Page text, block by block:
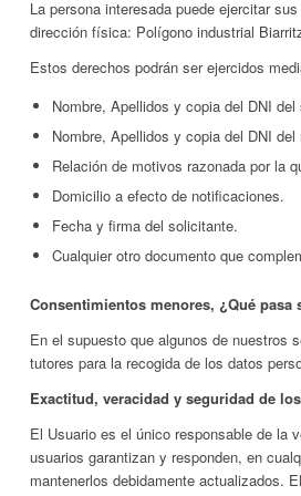
La persona interesada puede ejercitar
dirección física: Polígono industrial
Estos derechos podrán ser ejercidos
Nombre, Apellidos y copia del DNI
Nombre, Apellidos y copia del DNI
Relación de motivos razonada por la
Domicilio a efecto de notificaciones.
Fecha y firma del solicitante.
Cualquier otro documento que
Consentimientos menores, ¿Qué pasa
En el supuesto que algunos de nuestros
tutores para la recogida de los datos
Exactitud, veracidad y seguridad de
El Usuario es el único responsable de la
usuarios garantizan y responden, en
mantenerlos debidamente actualizados.